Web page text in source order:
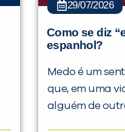
29/07/2026
Como se diz
espanhol?
Medo é um
que, em uma
alguém de